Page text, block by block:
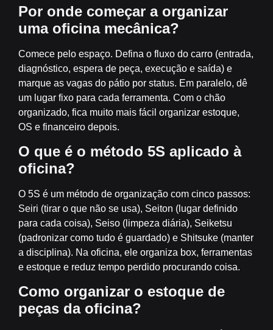
Por onde começar a organizar
uma oficina mecânica?
Comece pelo espaço. Defina o fluxo do carro (entrada,
diagnóstico, espera de peça, execução e saída) e
marque as vagas do pátio por status. Em paralelo, dê
um lugar fixo para cada ferramenta. Com o chão
organizado, fica muito mais fácil organizar estoque,
OS e financeiro depois.
O que é o método 5S aplicado à
oficina?
O 5S é um método de organização com cinco passos:
Seiri (tirar o que não se usa), Seiton (lugar definido
para cada coisa), Seiso (limpeza diária), Seiketsu
(padronizar como tudo é guardado) e Shitsuke (manter
a disciplina). Na oficina, ele organiza box, ferramentas
e estoque e reduz tempo perdido procurando coisa.
Como organizar o estoque de
peças da oficina?